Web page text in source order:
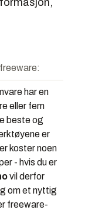
har en
eller fem
beste og
er
koster noen
- hvis du er
vil derfor
om et nyttig
freeware-